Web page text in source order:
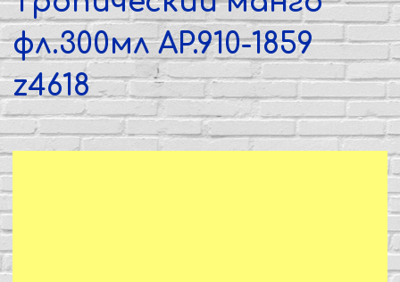
фл.300мл AP.910-1859
z4618